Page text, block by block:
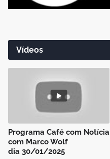
Vídeos
Programa Café com Notícia
com Marco Wolf
dia 30/01/2025